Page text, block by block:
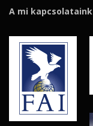
A mi kapcsolataink